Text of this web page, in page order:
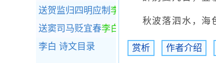
秋波落泗水，海色
赏析 作者介绍
送贺监归四明应制 李白
送窦司马贬宜春李白
李白 诗文目录